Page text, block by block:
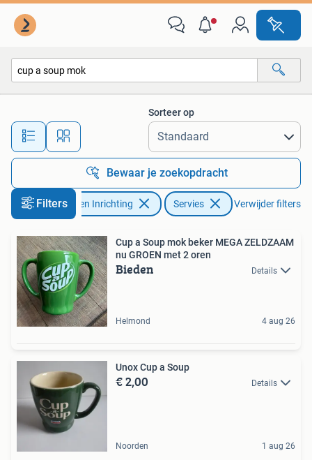
Alle afstanden…
Sorteer op
Bewaar je zoekopdracht
FiltersHuis en Inrichting Servies Verwijder filters
Cup a Soup mok beker MEGA ZELDZAAM
nu GROEN met 2 oren
Bieden Details
Helmond 4 aug 26
Unox Cup a Soup
€ 2,00 Details
Noorden 1 aug 26